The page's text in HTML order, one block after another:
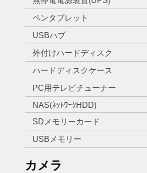
ペンタブレット
USBハブ
外付けハードディスク
ハードディスクケース
PC用テレビチューナー
NAS(ﾈｯﾄﾜｰｸHDD)
SDメモリーカード
USBメモリー
カメラ